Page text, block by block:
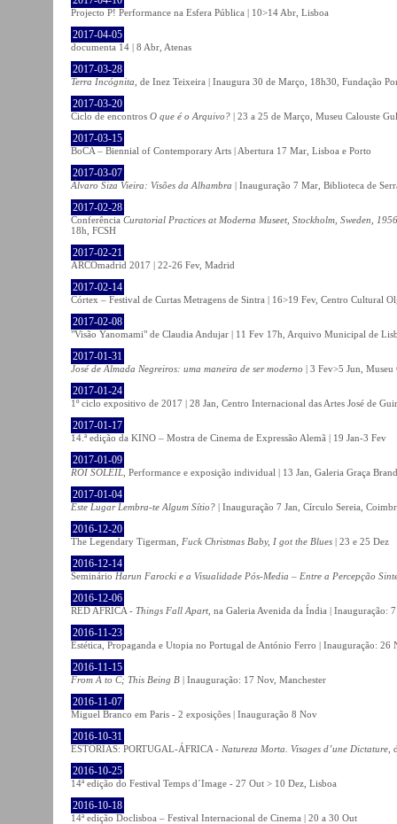
Projecto P! Performance na Esfera Pública | 10>14 Abr, Lisboa
2017-04-05
documenta 14 | 8 Abr, Atenas
2017-03-28
Terra Incógnita , de Inez Teixeira | Inaugura 30 de Março, 18h30, Fundação
2017-03-20
Ciclo de encontros O que é o Arquivo? | 23 a 25 de Março, Museu Calouste
2017-03-15
BoCA – Biennial of Contemporary Arts | Abertura 17 Mar, Lisboa e Porto
2017-03-07
Álvaro Siza Vieira: Visões da Alhambra | Inauguração 7 Mar, Biblioteca de
2017-02-28
Conferência Curatorial Practices at Moderna Museet, Stockholm, Sweden,
18h, FCSH
2017-02-21
ARCOmadrid 2017 | 22-26 Fev, Madrid
2017-02-14
Córtex – Festival de Curtas Metragens de Sintra | 16>19 Fev, Centro Cultural
2017-02-08
"Visão Yanomami" de Claudia Andujar | 11 Fev 17h, Arquivo Municipal de
2017-01-31
José de Almada Negreiros: uma maneira de ser moderno | 3 Fev>5 Jun,
2017-01-24
1º ciclo expositivo de 2017 | 28 Jan, Centro Internacional das Artes José de
2017-01-17
14.ª edição da KINO – Mostra de Cinema de Expressão Alemã | 19 Jan-3 Fev
2017-01-09
ROI SOLEIL , Performance e exposição individual | 13 Jan, Galeria Graça
2017-01-04
Este Lugar Lembra-te Algum Sítio? | Inauguração 7 Jan, Círculo Sereia,
2016-12-20
The Legendary Tigerman, Fuck Christmas Baby, I got the Blues | 23 e 25 Dez
2016-12-14
Seminário Harun Farocki e a Visualidade Pós-Media – Entre a Percepção
2016-12-06
RED AFRICA - Things Fall Apart , na Galeria Avenida da Índia | Inauguração:
2016-11-23
Estética, Propaganda e Utopia no Portugal de António Ferro | Inauguração: 26
2016-11-15
From A to C; This Being B | Inauguração: 17 Nov, Manchester
2016-11-07
Miguel Branco em Paris - 2 exposições | Inauguração 8 Nov
2016-10-31
ESTÓRIAS: PORTUGAL-ÁFRICA - Natureza Morta. Visages d’une Dictature
2016-10-25
14ª edição do Festival Temps d´Image - 27 Out > 10 Dez, Lisboa
2016-10-18
14ª edição Doclisboa – Festival Internacional de Cinema | 20 a 30 Out